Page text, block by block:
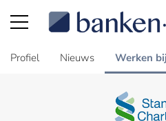
Profiel Nieuws Werken bij